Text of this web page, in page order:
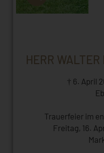
HERR
† 6. April
Trauerfeier im
Freitag, 16.